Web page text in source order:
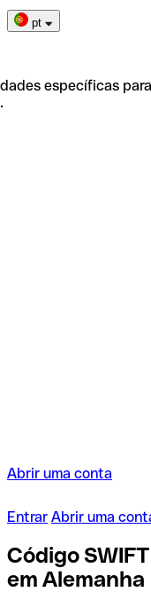
pt
específicas
Abrir uma conta
Entrar Abrir uma
Código
em Alemanha